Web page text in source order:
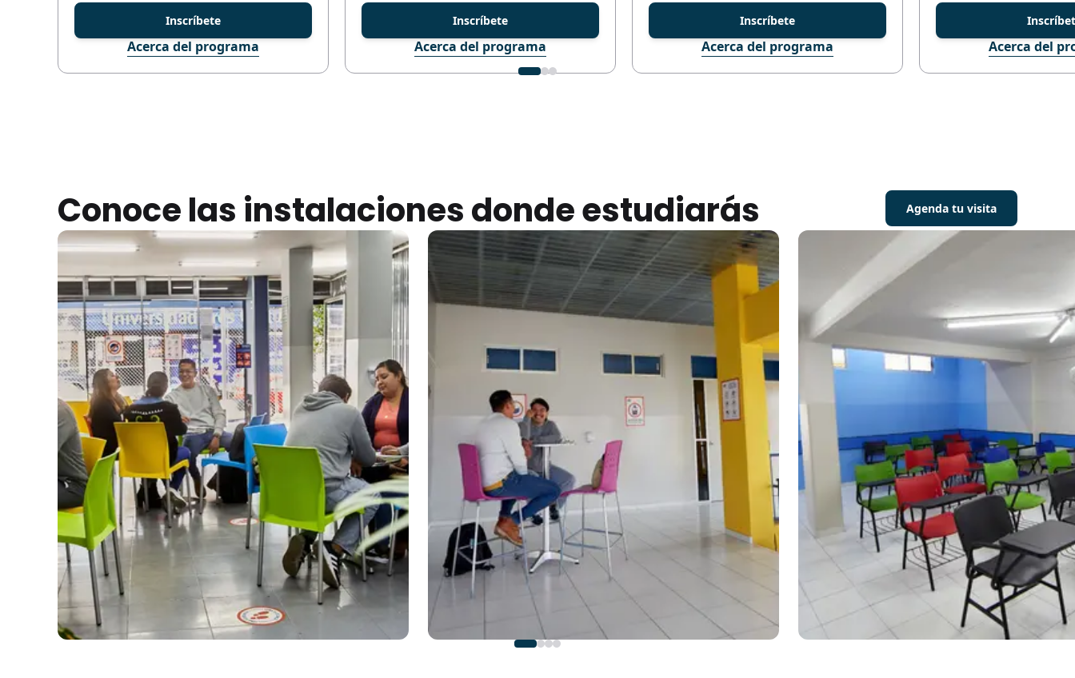
Inscríbete
Acerca del programa
Inscríbete
Acerca del programa
Inscríbete
Acerca del programa Acerca del
Conoce las instalaciones donde estudiarás Agenda tu visita